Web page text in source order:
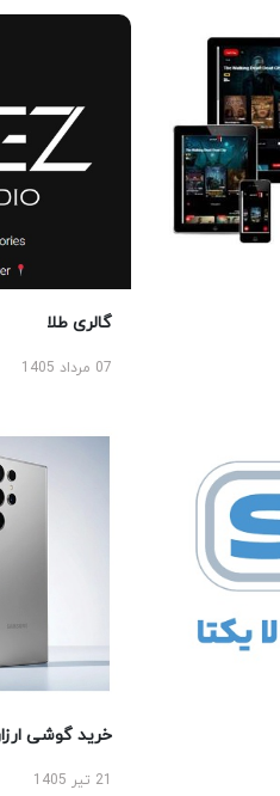
گالری طلا
07 مرداد 1405
خرید گوشی ارزان